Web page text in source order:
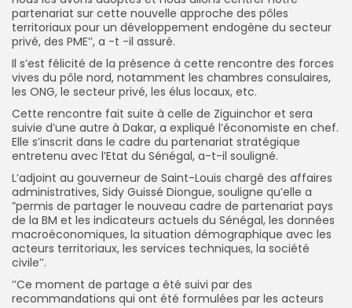
partenariat sur cette nouvelle approche des pôles
territoriaux pour un développement endogène du secteur
privé, des PME’’, a -t -il assuré.
Il s’est félicité de la présence à cette rencontre des forces
vives du pôle nord, notamment les chambres consulaires,
les ONG, le secteur privé, les élus locaux, etc.
Cette rencontre fait suite à celle de Ziguinchor et sera
suivie d’une autre à Dakar, a expliqué l’économiste en chef.
Elle s’inscrit dans le cadre du partenariat stratégique
entretenu avec l’Etat du Sénégal, a-t-il souligné.
L’adjoint au gouverneur de Saint-Louis chargé des affaires
administratives, Sidy Guissé Diongue, souligne qu’elle a
”permis de partager le nouveau cadre de partenariat pays
de la BM et les indicateurs actuels du Sénégal, les données
macroéconomiques, la situation démographique avec les
acteurs territoriaux, les services techniques, la société
civile’’.
‘’Ce moment de partage a été suivi par des
recommandations qui ont été formulées par les acteurs